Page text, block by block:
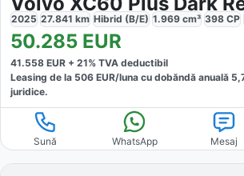
2025 27.841 km Hibrid (B/E) 1.969 cm³ 398 CP
50.285 EUR
41.558 EUR + 21% TVA deductibil
Leasing de la 506 EUR/luna cu dobăndă anuală
juridice.
Sună WhatsApp Mesaj